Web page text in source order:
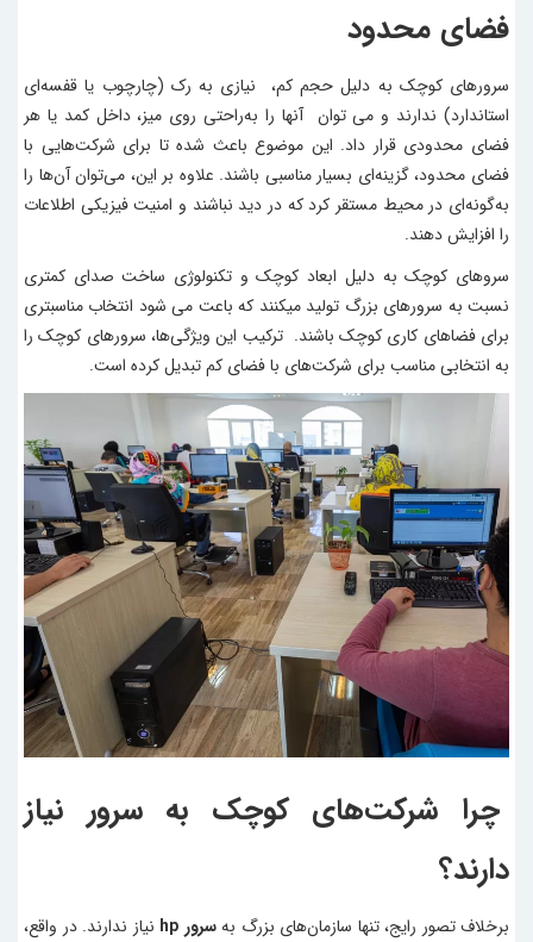
فضای محدود
سرورهای کوچک به دلیل حجم کم، نیازی به رک (چارچوب یا قفسه‌ای
استاندارد) ندارند و می توان آنها را به‌راحتی روی میز، داخل کمد یا هر
فضای محدودی قرار داد. این موضوع باعث شده تا برای شرکت‌هایی با
فضای محدود، گزینه‌ای بسیار مناسبی باشند. علاوه بر این، می‌توان آن‌ها را
به‌گونه‌ای در محیط مستقر کرد که در دید نباشند و امنیت فیزیکی اطلاعات
را افزایش دهند.
سروهای کوچک به دلیل ابعاد کوچک و تکنولوژی ساخت صدای کمتری
نسبت به سرورهای بزرگ تولید میکنند که باعت می شود انتخاب مناسبتری
برای فضاهای کاری کوچک باشند. ترکیب این ویژگی‌ها، سرورهای کوچک را
به انتخابی مناسب برای شرکت‌های با فضای کم تبدیل کرده است.
چرا شرکت‌های کوچک به سرور نیاز
دارند؟
برخلاف تصور رایج، تنها سازمان‌های بزرگ بهسرور hp
نیاز ندارند. در واقع،